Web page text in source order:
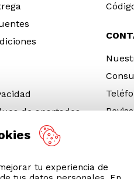
de apartados
Fuera de Uso
tu experiencia de